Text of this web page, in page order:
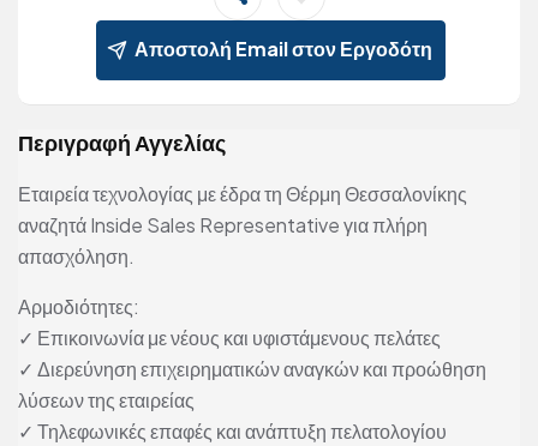
Αποστολή Email στον Εργοδότη
Περιγραφή Αγγελίας
Εταιρεία τεχνολογίας με έδρα τη Θέρμη Θεσσαλονίκης
αναζητά Inside Sales Representative για πλήρη
απασχόληση.
Αρμοδιότητες:
✓ Επικοινωνία με νέους και υφιστάμενους πελάτες
✓ Διερεύνηση επιχειρηματικών αναγκών και προώθηση
λύσεων της εταιρείας
✓ Τηλεφωνικές επαφές και ανάπτυξη πελατολογίου